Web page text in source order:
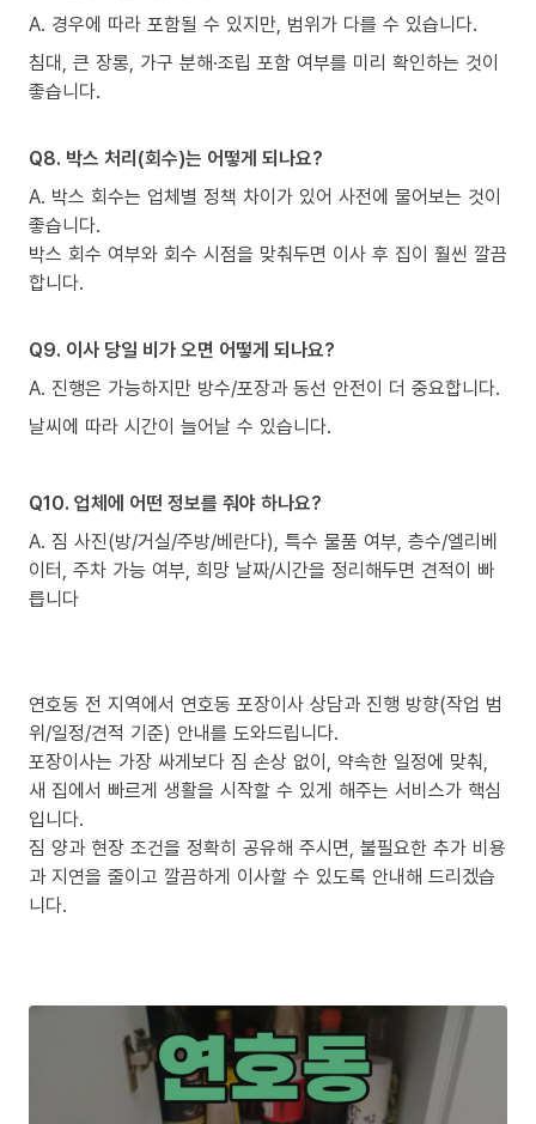
A. 경우에 따라 포함될 수 있지만, 범위가 다를 수 있습니다.
침대, 큰 장롱, 가구 분해·조립 포함 여부를 미리 확인하는 것이
좋습니다.
Q8. 박스 처리(회수)는 어떻게 되나요?
A. 박스 회수는 업체별 정책 차이가 있어 사전에 물어보는 것이
좋습니다.
박스 회수 여부와 회수 시점을 맞춰두면 이사 후 집이 훨씬 깔끔
합니다.
Q9. 이사 당일 비가 오면 어떻게 되나요?
A. 진행은 가능하지만 방수/포장과 동선 안전이 더 중요합니다.
날씨에 따라 시간이 늘어날 수 있습니다.
Q10. 업체에 어떤 정보를 줘야 하나요?
A. 짐 사진(방/거실/주방/베란다), 특수 물품 여부, 층수/엘리베
이터, 주차 가능 여부, 희망 날짜/시간을 정리해두면 견적이 빠
릅니다
연호동 전 지역에서 연호동 포장이사 상담과 진행 방향(작업 범
위/일정/견적 기준) 안내를 도와드립니다.
포장이사는 가장 싸게보다 짐 손상 없이, 약속한 일정에 맞춰,
새 집에서 빠르게 생활을 시작할 수 있게 해주는 서비스가 핵심
입니다.
짐 양과 현장 조건을 정확히 공유해 주시면, 불필요한 추가 비용
과 지연을 줄이고 깔끔하게 이사할 수 있도록 안내해 드리겠습
니다.